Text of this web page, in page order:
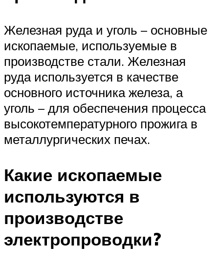
Железная руда и уголь – основные
ископаемые, используемые в
производстве стали. Железная
руда используется в качестве
основного источника железа, а
уголь – для обеспечения процесса
высокотемпературного прожига в
металлургических печах.
Какие ископаемые
используются в
производстве
электропроводки?